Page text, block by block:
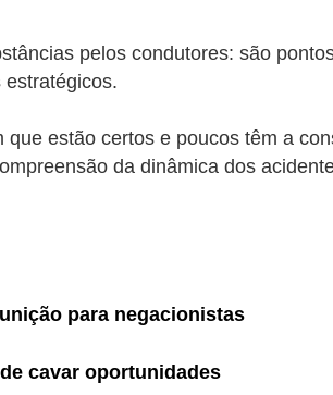
pelos condutores: são
estão certos e poucos têm a
da dinâmica dos
para negacionistas
cavar oportunidades